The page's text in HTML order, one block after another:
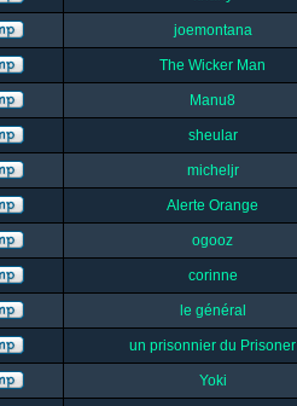
joemontana
The Wicker Man
Manu8
sheular
micheljr
Alerte Orange
ogooz
corinne
le général
un prisonnier du Prisoner
Yoki